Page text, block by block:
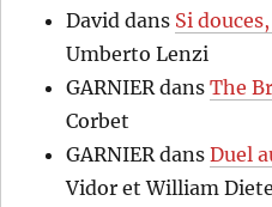
David dans Si
Umberto Lenzi
GARNIER dansThe
Corbet
GARNIER dansDuel
Vidor et William